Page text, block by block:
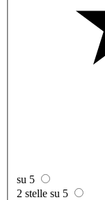
su 5
2 stelle su 5